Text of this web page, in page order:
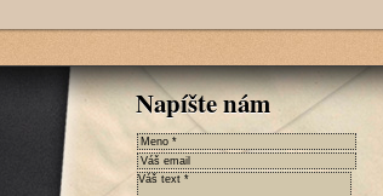
Napíšte nám